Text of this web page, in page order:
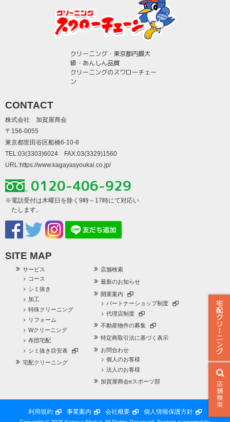
クリーニング・東京都内最大
級・あんしん品質
クリーニングのスワローチェー
ン
CONTACT
株式会社 加賀屋商会
〒156-0055
東京都世田谷区船橋6-10-8
TEL:03(3303)6024 FAX:03(3329)1560
URL:https://www.kagayasyoukai.co.jp/
0120-406-929
※電話受付は木曜日を除く9時～17時にて対応い
たします。
SITE MAP
サービス
コース
シミ抜き
加工
特殊クリーニング
リフォーム
Wクリーニング
布団宅配
シミ抜き目安表
宅配クリーニング
店舗検索
最新のお知らせ
開業案内
パートナーショップ制度
代理店制度
不動産物件の募集
特定商取引法に基づく表示
お問合わせ
個人のお客様
法人のお客様
加賀屋商会eスポーツ部
利用規約 事業案内 会社概要 個人情報保護方針